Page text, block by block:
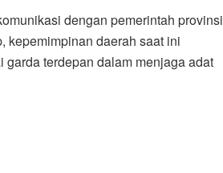
dengan pemerintah provinsi
kepemimpinan daerah saat ini
terdepan dalam menjaga adat